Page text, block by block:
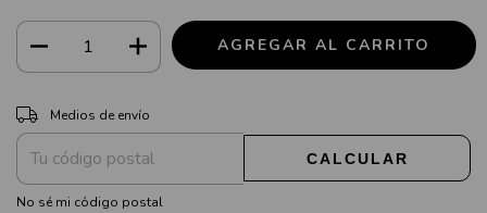
Entregas para el CP:
Medios de envío
CALCULAR
No sé mi código postal